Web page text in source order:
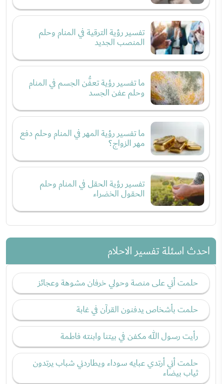
تفسير رؤية الترقية في المنام وحلم
المنصب الجديد
ما تفسير رؤية تعفُّن الجسم في المنام
وحلم عفن الجسد
ما تفسير رؤية المهر في المنام وحلم دفع
مهر الزواج؟
تفسير رؤية الحقل في المنام وحلم
الحقول الخضراء
احدث اسئلة تفسير الاحلام
حلمت أني على منصة وحولي خرفان مشوهة وعجائز
حلمت بأشخاص يدفنون القرآن في غابة
رأيت رسول الله مكفن في بيتنا وابنته فاطمة
حلمت أني أرتدي عبايه سوداء ويطاردني شباب يرتدون
ثياب بيضاء